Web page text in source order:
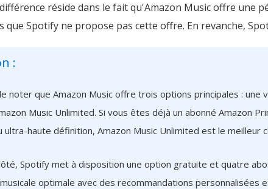
réside dans le fait qu'Amazon Music offre
que Spotify ne propose pas cette offre. En revanche,
:
noter que Amazon Music offre trois options principales : une
Music Unlimited. Si vous êtes déjà un abonné Amazon
ultra-haute définition, Amazon Music Unlimited est le meilleur
Spotify met à disposition une option gratuite et quatre
optimale avec des recommandations